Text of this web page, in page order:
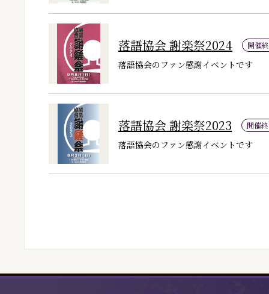
落語協会 謝楽祭2024 開催
落語協会のファン感謝イベントです
落語協会 謝楽祭2023 開催
落語協会のファン感謝イベントです